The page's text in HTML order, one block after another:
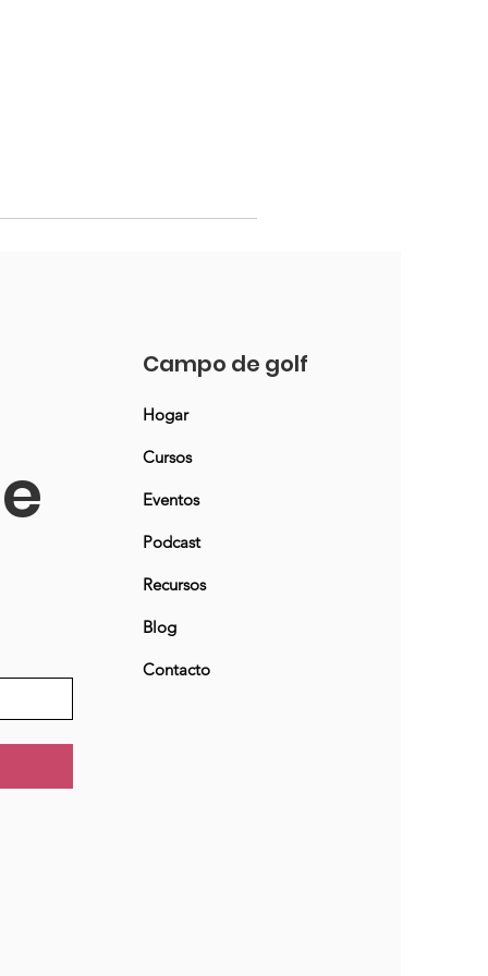
Campo de golf
Hogar
Cursos
Eventos
Podcast
Recursos
Blog
Contacto